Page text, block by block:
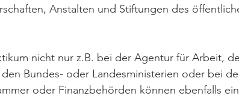
Anstalten und Stiftungen des
nicht nur z.B. bei der Agentur für Arbeit,
Bundes- oder Landesministerien oder bei
oder Finanzbehörden können ebenfalls